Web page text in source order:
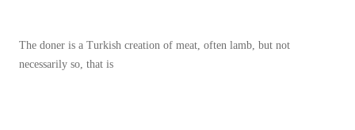
I
L
R
A
O
The doner is a Turkish creation of meat, often lamb, but not
necessarily so, that is